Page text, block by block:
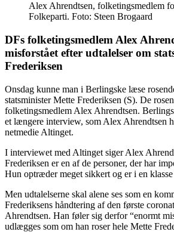
Alex Ahrendtsen, folketingsmedlem
Folkeparti. Foto: Steen Brogaard
DFs folketingsmedlem Alex
misforstået efter udtalelser om
Frederiksen
Onsdag kunne man i Berlingske læse
statsminister Mette Frederiksen (S). De
folketingsmedlem Alex Ahrendtsen.
et længere interview, som Alex Ahrendtsen
netmedie Altinget.
I interviewet med Altinget siger Alex
Frederiksen er en af de personer, der har
Hun optræder meget sikkert og er i en
Men udtalelserne skal alene ses som en
Frederiksens håndtering af den første
Ahrendtsen. Han føler sig derfor “enormt
udlægges som om han roser hele Mette